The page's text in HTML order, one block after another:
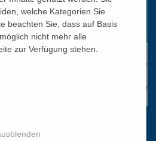
welche Kategorien Sie
beachten Sie, dass auf Basis
nicht mehr alle
zur Verfügung stehen.